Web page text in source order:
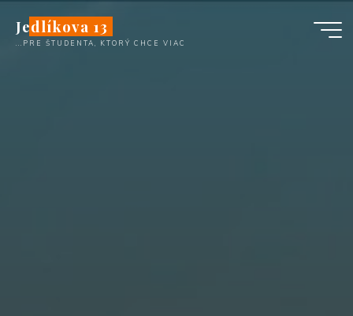
content
Jedlíkova 13
...PRE ŠTUDENTA, KTORÝ CHCE VIAC